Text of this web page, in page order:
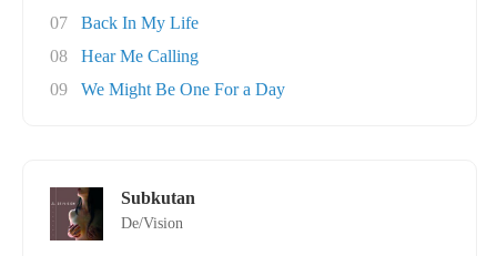
07
Back In My Life
08
Hear Me Calling
09
We Might Be One For a Day
Subkutan
De/Vision